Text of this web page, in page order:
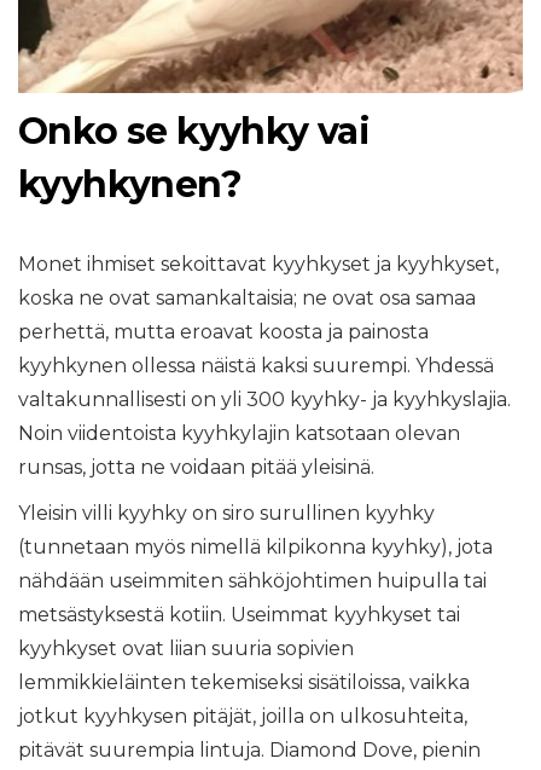
Onko se kyyhky vai
kyyhkynen?
Monet ihmiset sekoittavat kyyhkyset ja kyyhkyset,
koska ne ovat samankaltaisia; ne ovat osa samaa
perhettä, mutta eroavat koosta ja painosta
kyyhkynen ollessa näistä kaksi suurempi. Yhdessä
valtakunnallisesti on yli 300 kyyhky- ja kyyhkyslajia.
Noin viidentoista kyyhkylajin katsotaan olevan
runsas, jotta ne voidaan pitää yleisinä.
Yleisin villi kyyhky on siro surullinen kyyhky
(tunnetaan myös nimellä kilpikonna kyyhky), jota
nähdään useimmiten sähköjohtimen huipulla tai
metsästyksestä kotiin. Useimmat kyyhkyset tai
kyyhkyset ovat liian suuria sopivien
lemmikkieläinten tekemiseksi sisätiloissa, vaikka
jotkut kyyhkysen pitäjät, joilla on ulkosuhteita,
pitävät suurempia lintuja. Diamond Dove, pienin